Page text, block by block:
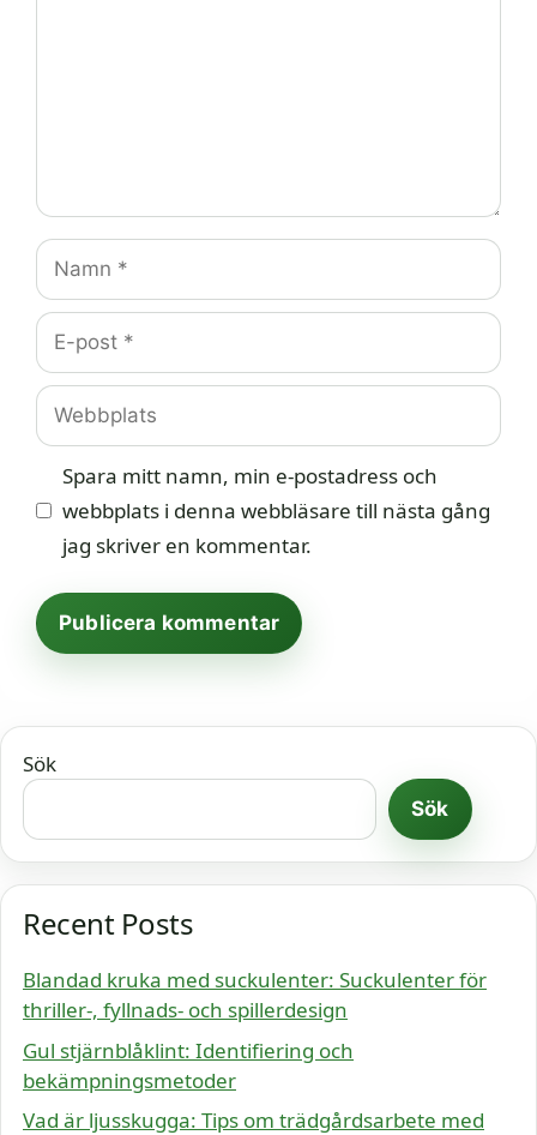
Namn
E-
post
Webbplats
Spara mitt namn, min e-postadress och
webbplats i denna webbläsare till nästa gång
jag skriver en kommentar.
Sök
Sök
Recent Posts
Blandad kruka med suckulenter: Suckulenter för
thriller-, fyllnads- och spillerdesign
Gul stjärnblåklint: Identifiering och
bekämpningsmetoder
Vad är ljusskugga: Tips om trädgårdsarbete med